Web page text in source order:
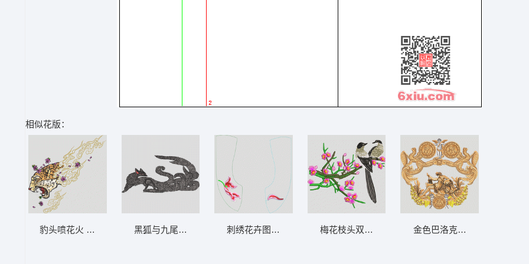
相似花版：
豹头喷花火 豹头 黑狐与九尾妖兽对峙 狐狸 九尾狐刺绣花卉图案设计图 领 梅花枝头双鸟栖息 鸟 喜鹊金色巴洛克风格徽章图案 人